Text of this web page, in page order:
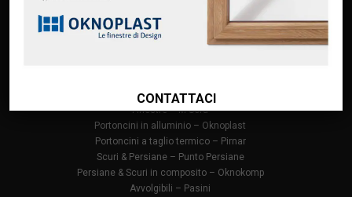
Finestre in alluminio – Oknoplast
Finestre – M Sora
Portoncini in alluminio – Oknoplast
Portoncini a taglio termico – Pirnar
Scuri & Persiane – Punto Persiane
Persiane & Scuri in composito – Oknokomp
Avvolgibili – Pasini
CONTATTACI